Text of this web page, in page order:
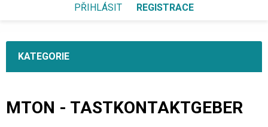
PŘIHLÁSIT REGISTRACE
KATEGORIE
MTON - TASTKONTAKTGEBER